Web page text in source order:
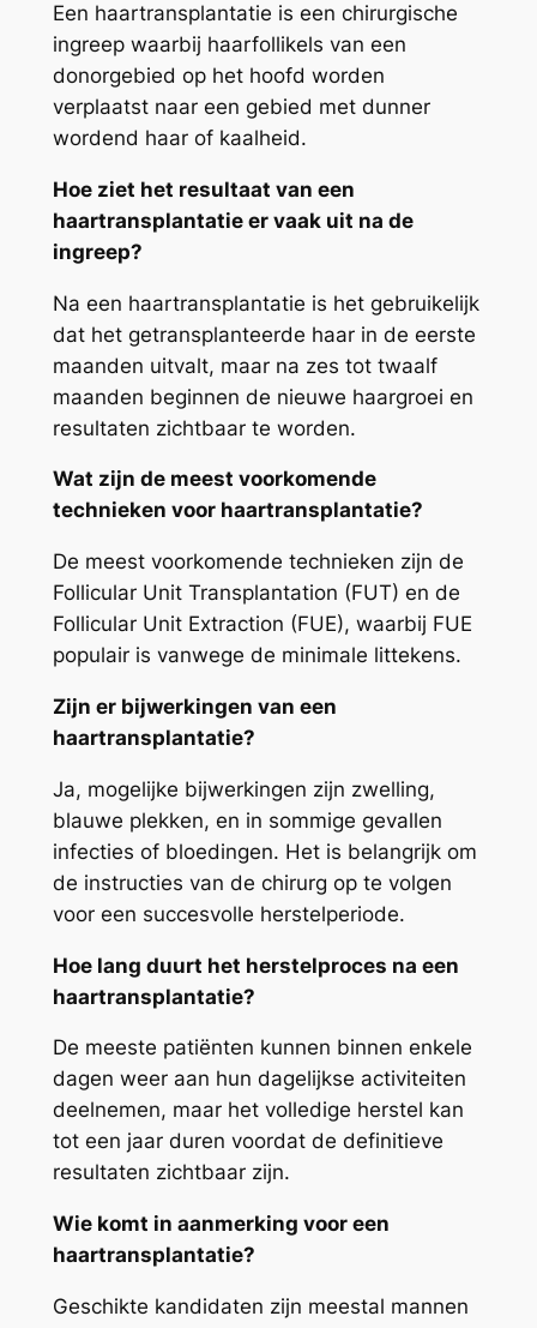
Een haartransplantatie is een chirurgische
ingreep waarbij haarfollikels van een
donorgebied op het hoofd worden
verplaatst naar een gebied met dunner
wordend haar of kaalheid.
Hoe ziet het resultaat van een
haartransplantatie er vaak uit na de
ingreep?
Na een haartransplantatie is het gebruikelijk
dat het getransplanteerde haar in de eerste
maanden uitvalt, maar na zes tot twaalf
maanden beginnen de nieuwe haargroei en
resultaten zichtbaar te worden.
Wat zijn de meest voorkomende
technieken voor haartransplantatie?
De meest voorkomende technieken zijn de
Follicular Unit Transplantation (FUT) en de
Follicular Unit Extraction (FUE), waarbij FUE
populair is vanwege de minimale littekens.
Zijn er bijwerkingen van een
haartransplantatie?
Ja, mogelijke bijwerkingen zijn zwelling,
blauwe plekken, en in sommige gevallen
infecties of bloedingen. Het is belangrijk om
de instructies van de chirurg op te volgen
voor een succesvolle herstelperiode.
Hoe lang duurt het herstelproces na een
haartransplantatie?
De meeste patiënten kunnen binnen enkele
dagen weer aan hun dagelijkse activiteiten
deelnemen, maar het volledige herstel kan
tot een jaar duren voordat de definitieve
resultaten zichtbaar zijn.
Wie komt in aanmerking voor een
haartransplantatie?
Geschikte kandidaten zijn meestal mannen